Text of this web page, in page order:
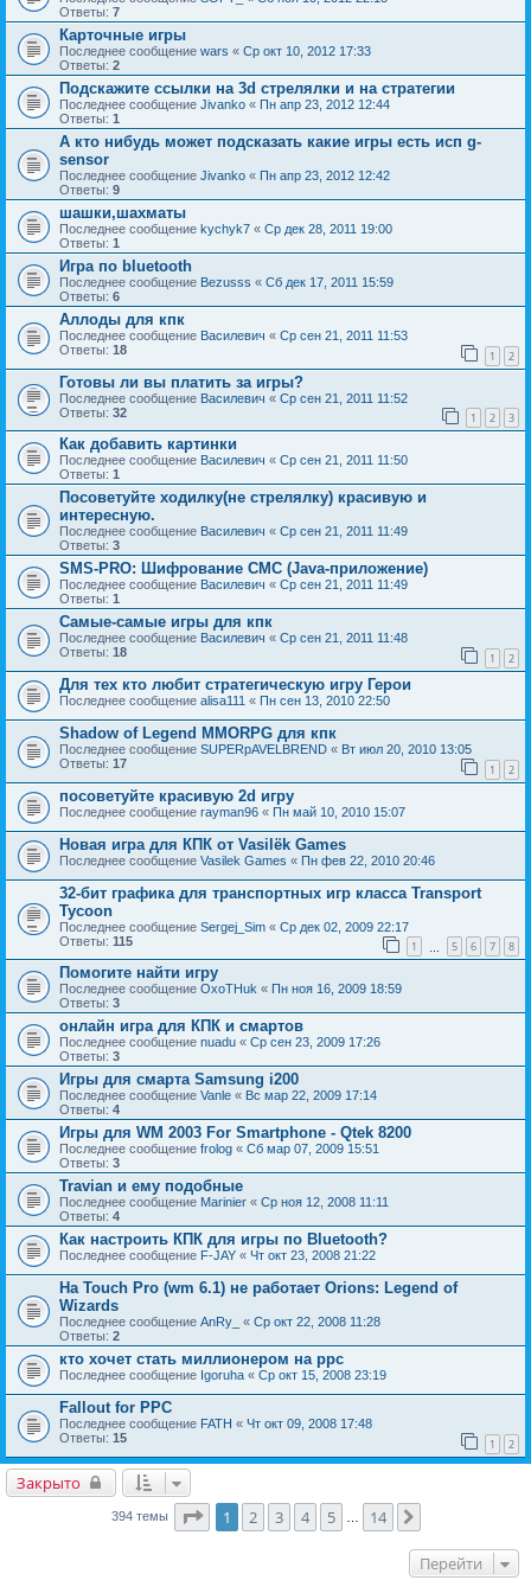
Ответы: 7
Карточные игры
Последнее сообщение wars « Ср окт 10, 2012 17:33
Ответы: 2
Подскажите ссылки на 3d стрелялки и на стратегии
Последнее сообщение Jivanko « Пн апр 23, 2012 12:44
Ответы: 1
А кто нибудь может подсказать какие игры есть исп g-
sensor
Последнее сообщение Jivanko « Пн апр 23, 2012 12:42
Ответы: 9
шашки,шахматы
Последнее сообщение kychyk7 « Ср дек 28, 2011 19:00
Ответы: 1
Игра по bluetooth
Последнее сообщение Bezusss « Сб дек 17, 2011 15:59
Ответы: 6
Аллоды для кпк
Последнее сообщение Василевич « Ср сен 21, 2011 11:53
Ответы: 18 1 2
Готовы ли вы платить за игры?
Последнее сообщение Василевич « Ср сен 21, 2011 11:52
Ответы: 32 1 2 3
Как добавить картинки
Последнее сообщение Василевич « Ср сен 21, 2011 11:50
Ответы: 1
Посоветуйте ходилку(не стрелялку) красивую и
интересную.
Последнее сообщение Василевич « Ср сен 21, 2011 11:49
Ответы: 3
SMS-PRO: Шифрование СМС (Java-приложение)
Последнее сообщение Василевич « Ср сен 21, 2011 11:49
Ответы: 1
Самые-самые игры для кпк
Последнее сообщение Василевич « Ср сен 21, 2011 11:48
Ответы: 18 1 2
Для тех кто любит стратегическую игру Герои
Последнее сообщение alisa111 « Пн сен 13, 2010 22:50
Shadow of Legend MMORPG для кпк
Последнее сообщение SUPERpAVELBREND « Вт июл 20, 2010 13:05
Ответы: 17 1 2
посоветуйте красивую 2d игру
Последнее сообщение rayman96 « Пн май 10, 2010 15:07
Новая игра для КПК от Vasilёk Games
Последнее сообщение Vasilek Games « Пн фев 22, 2010 20:46
32-бит графика для транспортных игр класса Transport
Tycoon
Последнее сообщение Sergej_Sim « Ср дек 02, 2009 22:17
Ответы: 115 1 5 6 7 8
Помогите найти игру
Последнее сообщение OxoTHuk « Пн ноя 16, 2009 18:59
Ответы: 3
онлайн игра для КПК и смартов
Последнее сообщение nuadu « Ср сен 23, 2009 17:26
Ответы: 3
Игры для смарта Samsung i200
Последнее сообщение Vanle « Вс мар 22, 2009 17:14
Ответы: 4
Игры для WM 2003 For Smartphone - Qtek 8200
Последнее сообщение frolog « Сб мар 07, 2009 15:51
Ответы: 3
Travian и ему подобные
Последнее сообщение Marinier « Ср ноя 12, 2008 11:11
Ответы: 4
Как настроить КПК для игры по Bluetooth?
Последнее сообщение F-JAY « Чт окт 23, 2008 21:22
На Touch Pro (wm 6.1) не работает Orions: Legend of
Wizards
Последнее сообщение AnRy_ « Ср окт 22, 2008 11:28
Ответы: 2
кто хочет стать миллионером на ppc
Последнее сообщение Igoruha « Ср окт 15, 2008 23:19
Fallout for PPC
Последнее сообщение FATH « Чт окт 09, 2008 17:48
Ответы: 15 1 2
Закрыто
394 темы Страница1 из
1 2 3 4 5 14
Перейти